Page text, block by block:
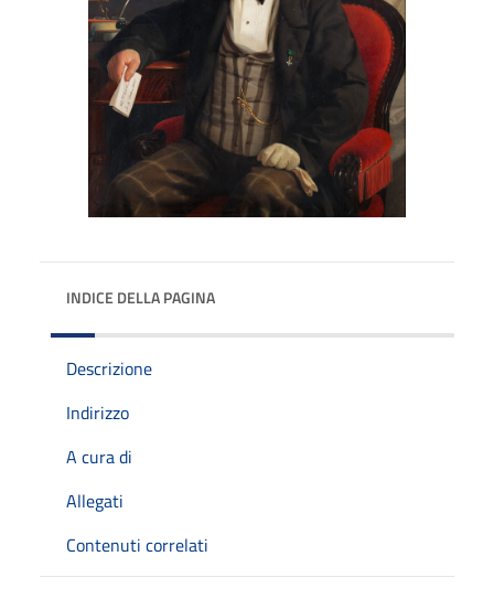
INDICE DELLA PAGINA
Descrizione
Indirizzo
A cura di
Allegati
Contenuti correlati